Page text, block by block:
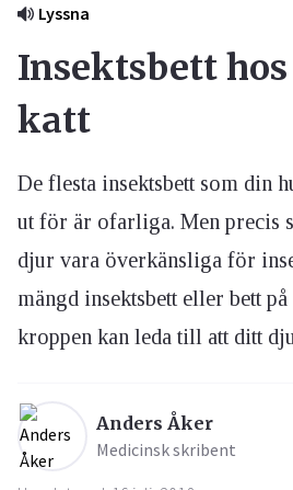
Lyssna
Insektsbett
katt
De flesta insektsbett som din
ut för är ofarliga. Men precis
djur vara överkänsliga för
mängd insektsbett eller bett
kroppen kan leda till att ditt
Anders Åker
Medicinsk skribent